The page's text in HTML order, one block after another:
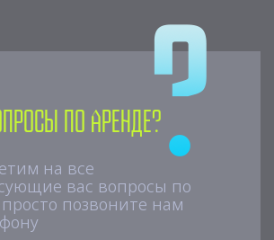
по аренде?
на все
вас вопросы по
просто позвоните нам